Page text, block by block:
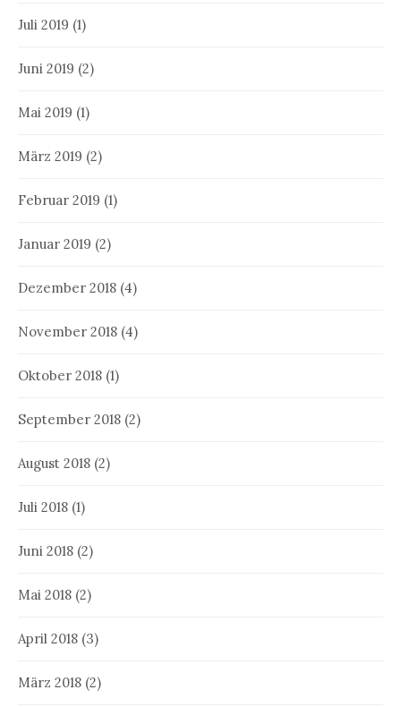
Juli 2019 (1)
Juni 2019 (2)
Mai 2019 (1)
März 2019 (2)
Februar 2019 (1)
Januar 2019 (2)
Dezember 2018 (4)
November 2018 (4)
Oktober 2018 (1)
September 2018 (2)
August 2018 (2)
Juli 2018 (1)
Juni 2018 (2)
Mai 2018 (2)
April 2018 (3)
März 2018 (2)